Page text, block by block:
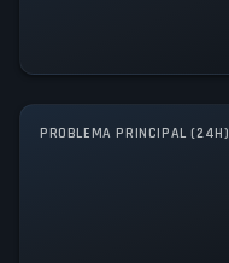
PROBLEMA PRINCIPAL (24H)